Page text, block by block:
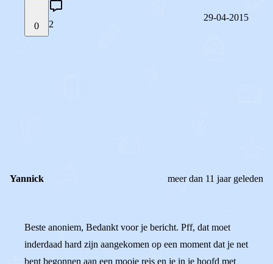
0 2
29-04-2015
Yannick meer dan 11 jaar geleden
Beste anoniem, Bedankt voor je bericht. Pff, dat moet
inderdaad hard zijn aangekomen op een moment dat je net
bent begonnen aan een mooie reis en je in je hoofd met